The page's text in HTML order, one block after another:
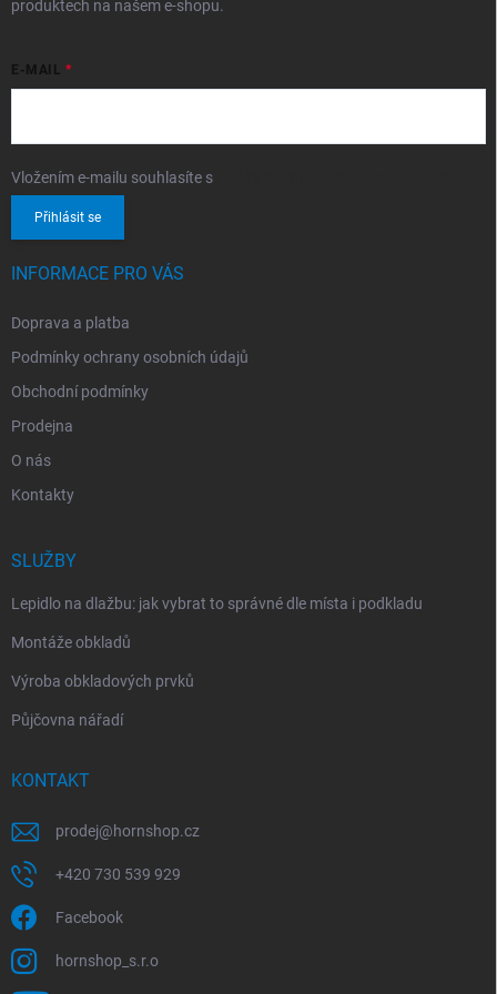
produktech na našem e-shopu.
E-MAIL
Vložením e-mailu souhlasíte s
Přihlásit se
INFORMACE PRO VÁS
Doprava a platba
Podmínky ochrany osobních údajů
Obchodní podmínky
Prodejna
O nás
Kontakty
SLUŽBY
Lepidlo na dlažbu: jak vybrat to správné dle místa i podkladu
Montáže obkladů
Výroba obkladových prvků
Půjčovna nářadí
KONTAKT
prodej@hornshop.cz
+420 730 539 929
Facebook
hornshop_s.r.o